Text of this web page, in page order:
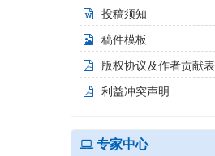
投稿须知
稿件模板
版权协议及作者贡献表
利益冲突声明
专家中心